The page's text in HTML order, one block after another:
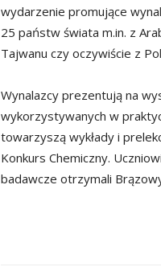
wydarzenie promujące
25 państw świata m.in. z
Tajwanu czy oczywiście z
Wynalazcy prezentują na
wykorzystywanych w
towarzyszą wykłady i
Konkurs Chemiczny.
badawcze otrzymali